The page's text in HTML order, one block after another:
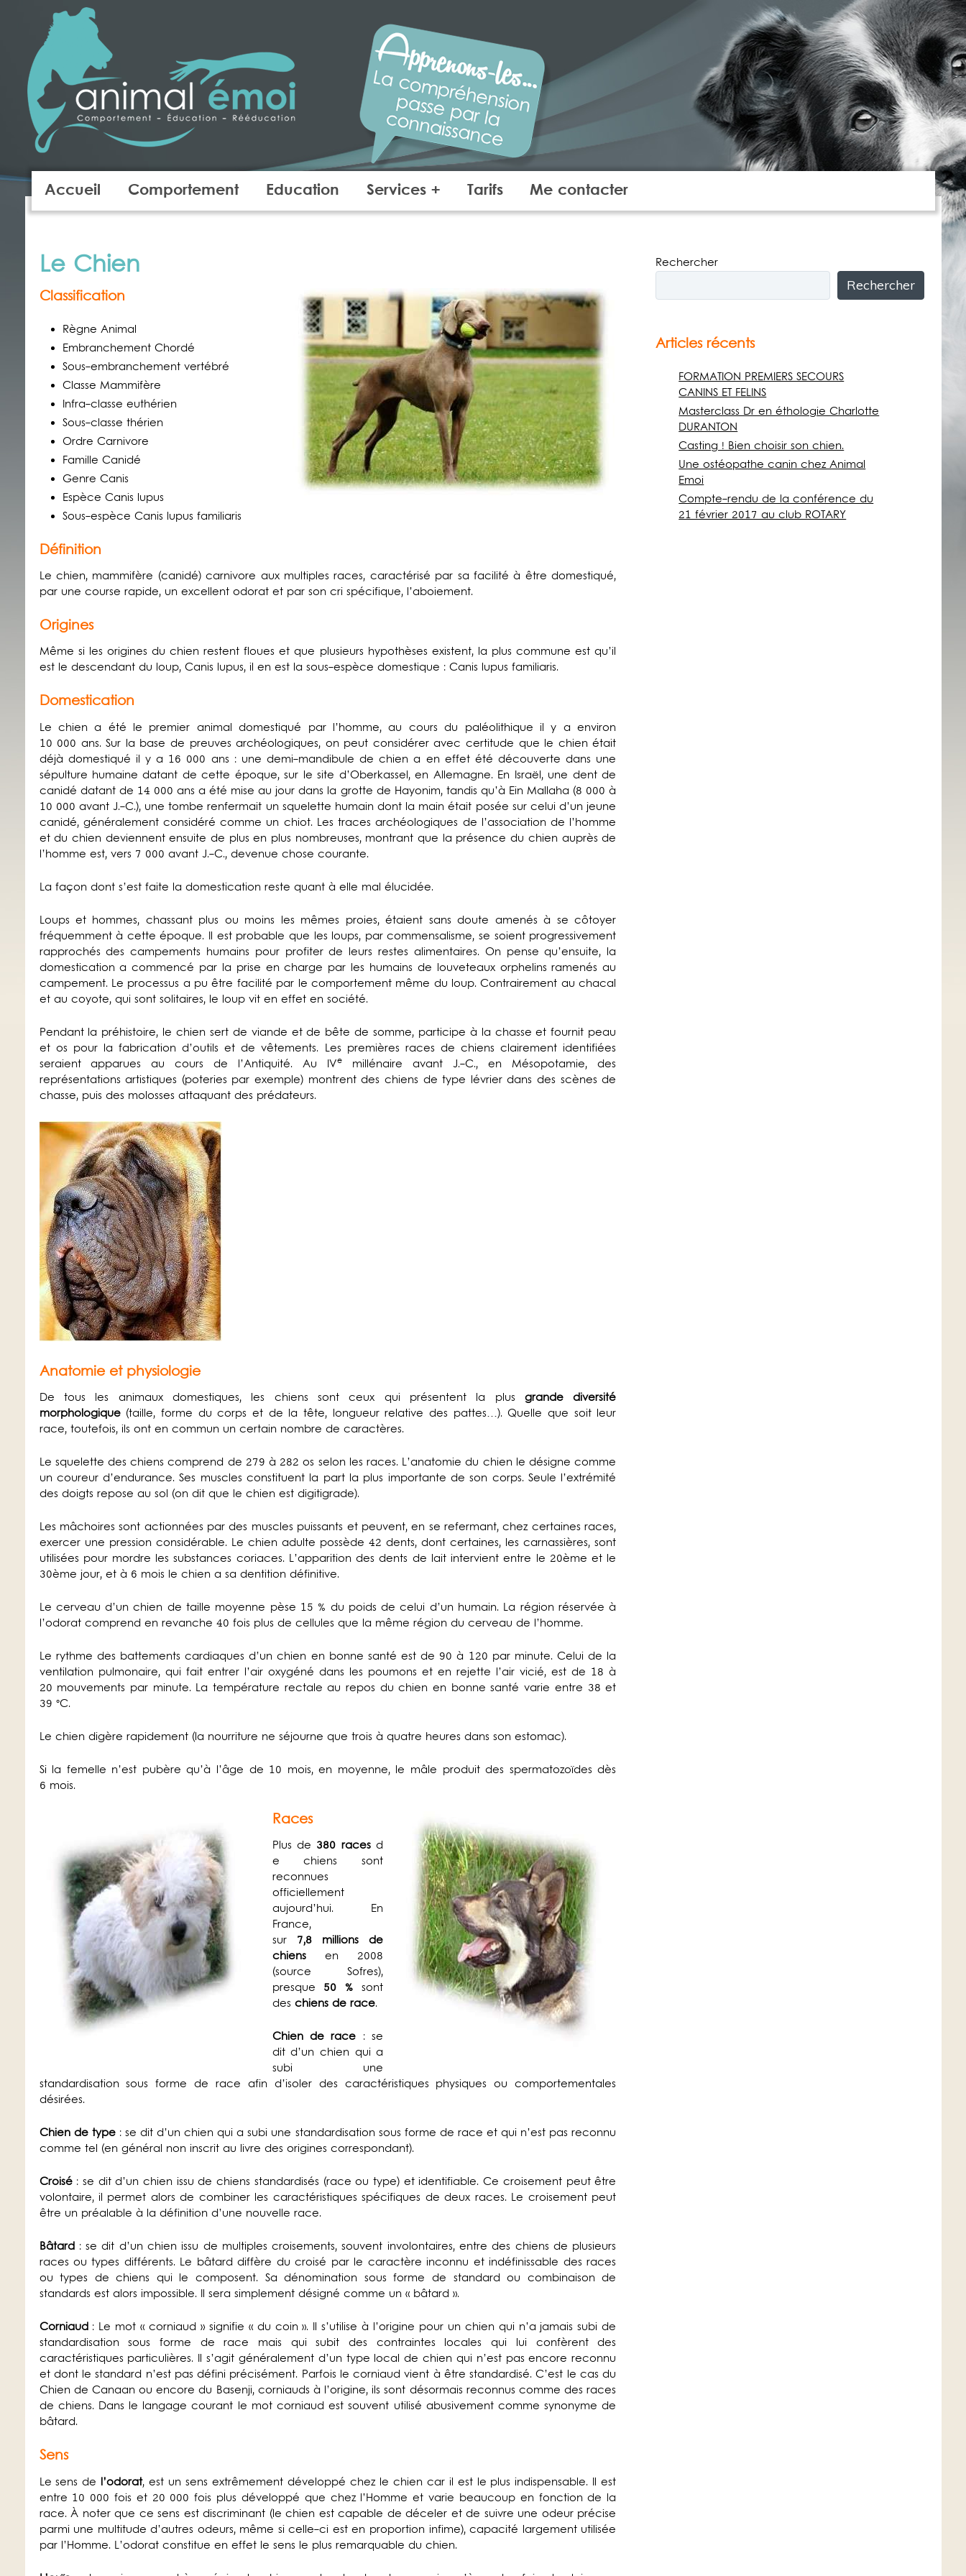
COMPORTEMENT – EDUCATION – REÉDUCATION
Accueil Comportement Education Services + Tarifs Me contacter
Le Chien
Classification
Règne Animal
Embranchement Chordé
Sous-embranchement vertébré
Classe Mammifère
Infra-classe euthérien
Sous-classe thérien
Ordre Carnivore
Famille Canidé
Genre Canis
Espèce Canis lupus
Sous-espèce Canis lupus familiaris
Définition
Le chien, mammifère (canidé) carnivore aux multiples races, caractérisé par sa facilité à être domestiqué,
par une course rapide, un excellent odorat et par son cri spécifique, l’aboiement.
Origines
Même si les origines du chien restent floues et que plusieurs hypothèses existent, la plus commune est qu’il
est le descendant du loup, Canis lupus, il en est la sous-espèce domestique : Canis lupus familiaris.
Domestication
Le chien a été le premier animal domestiqué par l’homme, au cours du paléolithique il y a environ
10 000 ans. Sur la base de preuves archéologiques, on peut considérer avec certitude que le chien était
déjà domestiqué il y a 16 000 ans : une demi-mandibule de chien a en effet été découverte dans une
sépulture humaine datant de cette époque, sur le site d’Oberkassel, en Allemagne. En Israël, une dent de
canidé datant de 14 000 ans a été mise au jour dans la grotte de Hayonim, tandis qu’à Ein Mallaha (8 000 à
10 000 avant J.-C.), une tombe renfermait un squelette humain dont la main était posée sur celui d’un jeune
canidé, généralement considéré comme un chiot. Les traces archéologiques de l’association de l’homme
et du chien deviennent ensuite de plus en plus nombreuses, montrant que la présence du chien auprès de
l’homme est, vers 7 000 avant J.-C., devenue chose courante.
La façon dont s’est faite la domestication reste quant à elle mal élucidée.
Loups et hommes, chassant plus ou moins les mêmes proies, étaient sans doute amenés à se côtoyer
fréquemment à cette époque. Il est probable que les loups, par commensalisme, se soient progressivement
rapprochés des campements humains pour profiter de leurs restes alimentaires. On pense qu’ensuite, la
domestication a commencé par la prise en charge par les humains de louveteaux orphelins ramenés au
campement. Le processus a pu être facilité par le comportement même du loup. Contrairement au chacal
et au coyote, qui sont solitaires, le loup vit en effet en société.
Pendant la préhistoire, le chien sert de viande et de bête de somme, participe à la chasse et fournit peau
et os pour la fabrication d’outils et de vêtements. Les premières races de chiens clairement identifiées
seraient apparues au cours de l’Antiquité. Au IVe
millénaire avant J.-C., en Mésopotamie, des
représentations artistiques (poteries par exemple) montrent des chiens de type lévrier dans des scènes de
chasse, puis des molosses attaquant des prédateurs.
Anatomie et physiologie
De tous les animaux domestiques, les chiens sont ceux qui présentent la plus grande diversité
morphologique(taille, forme du corps et de la tête, longueur relative des pattes…). Quelle que soit leur
race, toutefois, ils ont en commun un certain nombre de caractères.
Le squelette des chiens comprend de 279 à 282 os selon les races. L’anatomie du chien le désigne comme
un coureur d’endurance. Ses muscles constituent la part la plus importante de son corps. Seule l’extrémité
des doigts repose au sol (on dit que le chien est digitigrade).
Les mâchoires sont actionnées par des muscles puissants et peuvent, en se refermant, chez certaines races,
exercer une pression considérable. Le chien adulte possède 42 dents, dont certaines, les carnassières, sont
utilisées pour mordre les substances coriaces. L’apparition des dents de lait intervient entre le 20ème et le
30ème jour, et à 6 mois le chien a sa dentition définitive.
Le cerveau d’un chien de taille moyenne pèse 15 % du poids de celui d’un humain. La région réservée à
l’odorat comprend en revanche 40 fois plus de cellules que la même région du cerveau de l’homme.
Le rythme des battements cardiaques d’un chien en bonne santé est de 90 à 120 par minute. Celui de la
ventilation pulmonaire, qui fait entrer l’air oxygéné dans les poumons et en rejette l’air vicié, est de 18 à
20 mouvements par minute. La température rectale au repos du chien en bonne santé varie entre 38 et
39 °C.
Le chien digère rapidement (la nourriture ne séjourne que trois à quatre heures dans son estomac).
Si la femelle n’est pubère qu’à l’âge de 10 mois, en moyenne, le mâle produit des spermatozoïdes dès
6 mois.
Races
Plus de 380 racesd
e chiens sont
reconnues
officiellement
aujourd’hui. En
France,
sur 7,8 millions de
chiensen 2008
(source Sofres),
presque 50 % sont
des chiens de race.
Chien de race : se
dit d’un chien qui a
subi une
standardisation sous forme de race afin d’isoler des caractéristiques physiques ou comportementales
désirées.
Chien de type: se dit d’un chien qui a subi une standardisation sous forme de race et qui n’est pas reconnu
comme tel (en général non inscrit au livre des origines correspondant).
Croisé: se dit d’un chien issu de chiens standardisés (race ou type) et identifiable. Ce croisement peut être
volontaire, il permet alors de combiner les caractéristiques spécifiques de deux races. Le croisement peut
être un préalable à la définition d’une nouvelle race.
Bâtard: se dit d’un chien issu de multiples croisements, souvent involontaires, entre des chiens de plusieurs
races ou types différents. Le bâtard diffère du croisé par le caractère inconnu et indéfinissable des races
ou types de chiens qui le composent. Sa dénomination sous forme de standard ou combinaison de
standards est alors impossible. Il sera simplement désigné comme un « bâtard ».
Corniaud: Le mot « corniaud » signifie « du coin ». Il s’utilise à l’origine pour un chien qui n’a jamais subi de
standardisation sous forme de race mais qui subit des contraintes locales qui lui confèrent des
caractéristiques particulières. Il s’agit généralement d’un type local de chien qui n’est pas encore reconnu
et dont le standard n’est pas défini précisément. Parfois le corniaud vient à être standardisé. C’est le cas du
Chien de Canaan ou encore du Basenji, corniauds à l’origine, ils sont désormais reconnus comme des races
de chiens. Dans le langage courant le mot corniaud est souvent utilisé abusivement comme synonyme de
bâtard.
Sens
Le sens de l’odorat, est un sens extrêmement développé chez le chien car il est le plus indispensable. Il est
entre 10 000 fois et 20 000 fois plus développé que chez l’Homme et varie beaucoup en fonction de la
race. À noter que ce sens est discriminant (le chien est capable de déceler et de suivre une odeur précise
parmi une multitude d’autres odeurs, même si celle-ci est en proportion infime), capacité largement utilisée
par l’Homme. L’odorat constitue en effet le sens le plus remarquable du chien.
Rechercher
Rechercher
Articles récents
FORMATION PREMIERS SECOURS
CANINS ET FELINS
Masterclass Dr en éthologie Charlotte
DURANTON
Casting ! Bien choisir son chien.
Une ostéopathe canin chez Animal
Emoi
Compte-rendu de la conférence du
21 février 2017 au club ROTARY